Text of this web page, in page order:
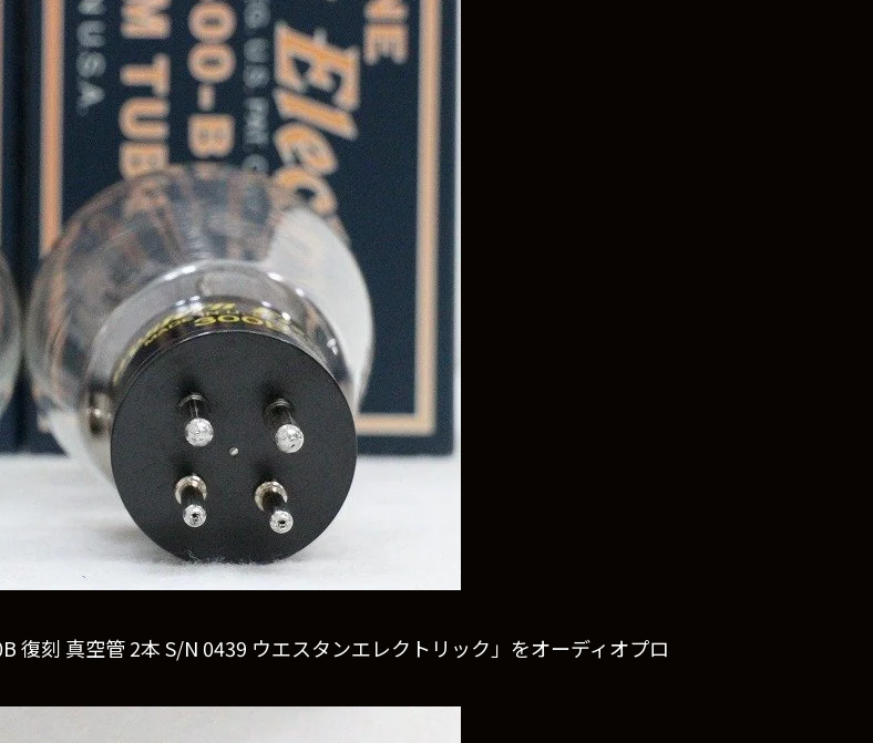
復刻 真空管 2本 S/N 0439 ウエスタンエレクトリック」をオーディオプロ